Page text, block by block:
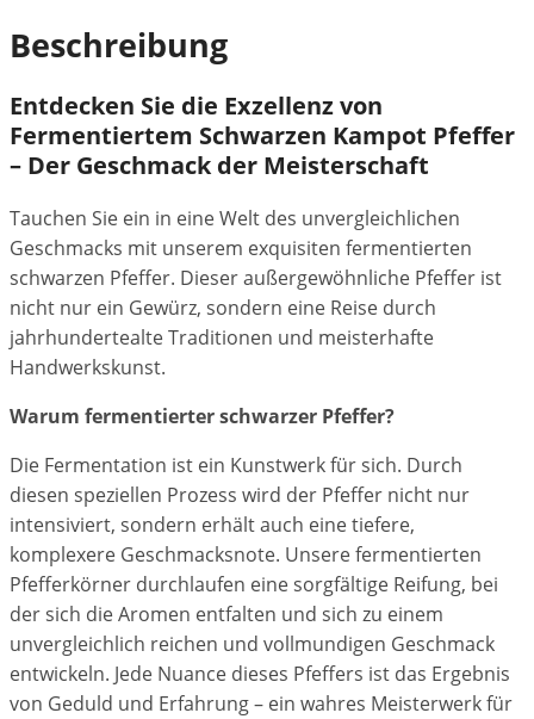
Beschreibung
Entdecken Sie die Exzellenz von
Fermentiertem Schwarzen Kampot Pfeffer
– Der Geschmack der Meisterschaft
Tauchen Sie ein in eine Welt des unvergleichlichen
Geschmacks mit unserem exquisiten fermentierten
schwarzen Pfeffer. Dieser außergewöhnliche Pfeffer ist
nicht nur ein Gewürz, sondern eine Reise durch
jahrhundertealte Traditionen und meisterhafte
Handwerkskunst.
Warum fermentierter schwarzer Pfeffer?
Die Fermentation ist ein Kunstwerk für sich. Durch
diesen speziellen Prozess wird der Pfeffer nicht nur
intensiviert, sondern erhält auch eine tiefere,
komplexere Geschmacksnote. Unsere fermentierten
Pfefferkörner durchlaufen eine sorgfältige Reifung, bei
der sich die Aromen entfalten und sich zu einem
unvergleichlich reichen und vollmundigen Geschmack
entwickeln. Jede Nuance dieses Pfeffers ist das Ergebnis
von Geduld und Erfahrung – ein wahres Meisterwerk für